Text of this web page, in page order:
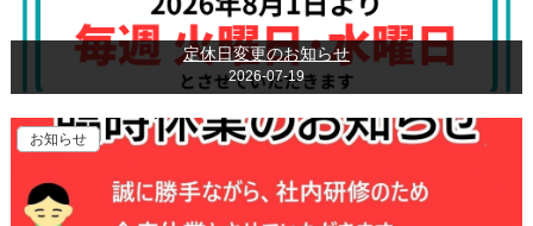
定休日変更のお知らせ
2026-07-19
お知らせ